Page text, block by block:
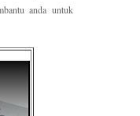
anda untuk